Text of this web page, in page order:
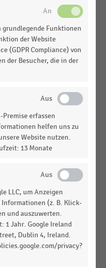
2023)
der Servicequalität
in Deutschland (2023)
in Deutschland
Nordic (Dänisches
Ländern (2018-2022)
|STATISTIK
Vertriebslinien im
in Deutschland (2020)
|STATISTIK
Unternehmen im
(2024)
grundlegende Funktionen
der Website
(GDPR Compliance) von
der Besucher, die in der
erfassen
helfen uns zu
Website nutzen.
13 Monate
LLC, um Anzeigen
(z. B. Klick-
und auszuwerten.
1 Jahr. Google Ireland
Dublin 4, Ireland.
privacy?